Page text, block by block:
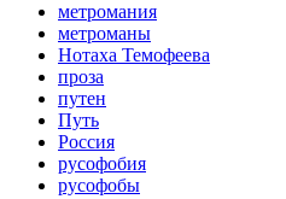
метромания
метроманы
Нотаха Темофеева
проза
путен
Путь
Россия
русофобия
русофобы